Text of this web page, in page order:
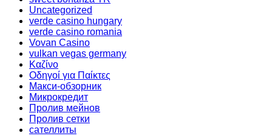
Uncategorized
verde casino hungary
verde casino romania
Vovan Casino
vulkan vegas germany
Καζίνο
Οδηγοί για Παίκτες
Макси-обзорник
Микрокредит
Пролив мейнов
Пролив сетки
сателлиты